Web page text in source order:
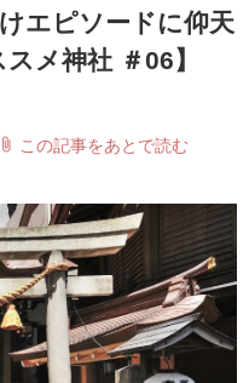
エピソードに仰天
メ神社 ＃06】
attach_file この記事をあとで読む